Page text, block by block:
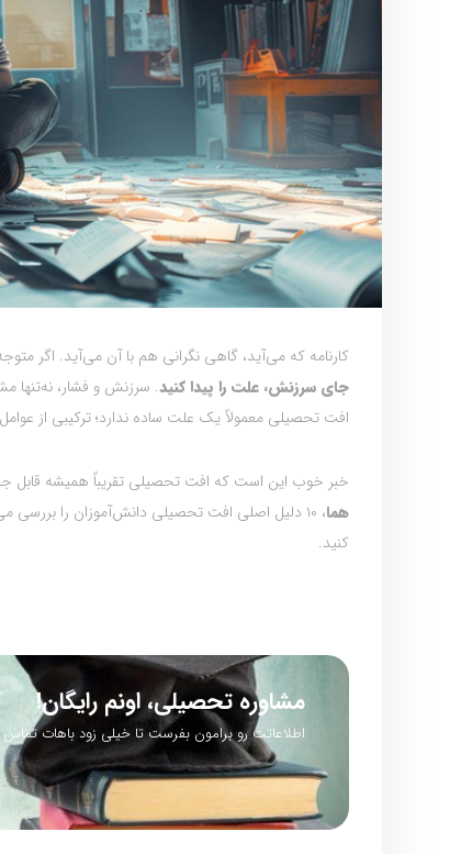
کارنامه که می‌آید، گاهی نگرانی هم با آن می‌آید. اگر
جای سرزنش، علت را پیدا کنید. سرزنش و فشار، نه‌تنها
افت تحصیلی معمولاً یک علت ساده ندارد؛ ترکیبی از
خبر خوب این است که افت تحصیلی تقریباً همیشه قابل
هما
، ۱۰ دلیل اصلی افت تحصیلی دانش‌آموزان را
کنید.
مشاوره تحصیلی، اونم رایگان!
اطلاعاتت رو برامون بفرست تا خیلی زود باهات تماس